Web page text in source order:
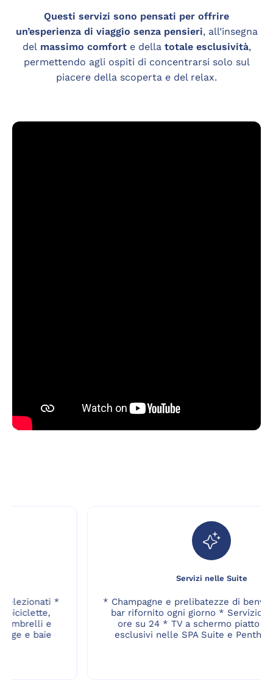
Questi servizi sono pensati per offrire
un’esperienza di viaggio senza pensieri, all’insegna
del massimo comforte della totale esclusività,
permettendo agli ospiti di concentrarsi solo sul
piacere della scoperta e del relax.
* Trasferimenti shuttle verso porti selezionati *
Possibilità di prendere in prestito biciclette,
attrezzatura da snorkeling, parka, ombrelli e
parasol * Gite in Zodiac verso spiagge e baie